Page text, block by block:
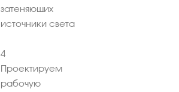
затеняющих
источники света
4
Проектируем
рабочую